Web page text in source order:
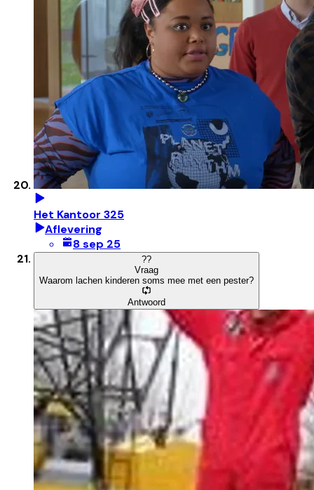
Het Kantoor 325
Aflevering
8 sep 25
??
Vraag
Waarom lachen kinderen soms mee met een pester?
Antwoord